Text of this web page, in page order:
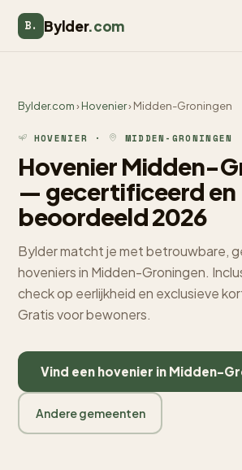
B. Bylder.com
Bylder.com›Hovenier› Midden-Groningen
HOVENIER · MIDDEN-GRONINGEN
Hovenier Midden-
— gecertificeerd en
beoordeeld 2026
Bylder matcht je met betrouwbare,
hoveniers in Midden-Groningen.
check op eerlijkheid en exclusieve
Gratis voor bewoners.
Vind een hovenier in Midden-
Andere gemeenten